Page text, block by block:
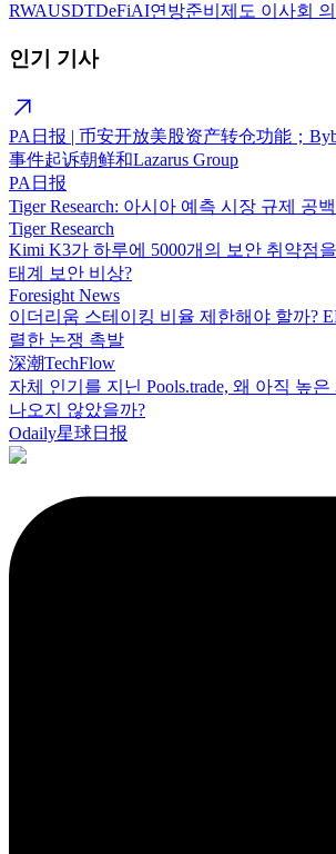
RWAUSDTDeFiAI연방준비제도 이사회
인기 기사
PA日报 | 币安开放美股资产转仓功能；
事件起诉朝鲜和Lazarus Group
PA日报
Tiger Research: 아시아 예측 시장 규제 공
Tiger Research
Kimi K3가 하루에 5000개의 보안 취약점
태계 보안 비상?
Foresight News
이더리움 스테이킹 비율 제한해야 할까?
렬한 논쟁 촉발
深潮TechFlow
자체 인기를 지닌 Pools.trade, 왜 아직 높은
나오지 않았을까?
Odaily星球日报